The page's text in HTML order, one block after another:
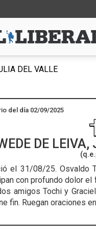
DEL VALLE
del día 02/09/2025
DE
el 31/08/25. Osvaldo
con profundo dolor
amigos Tochi y
fin. Ruegan oraciones